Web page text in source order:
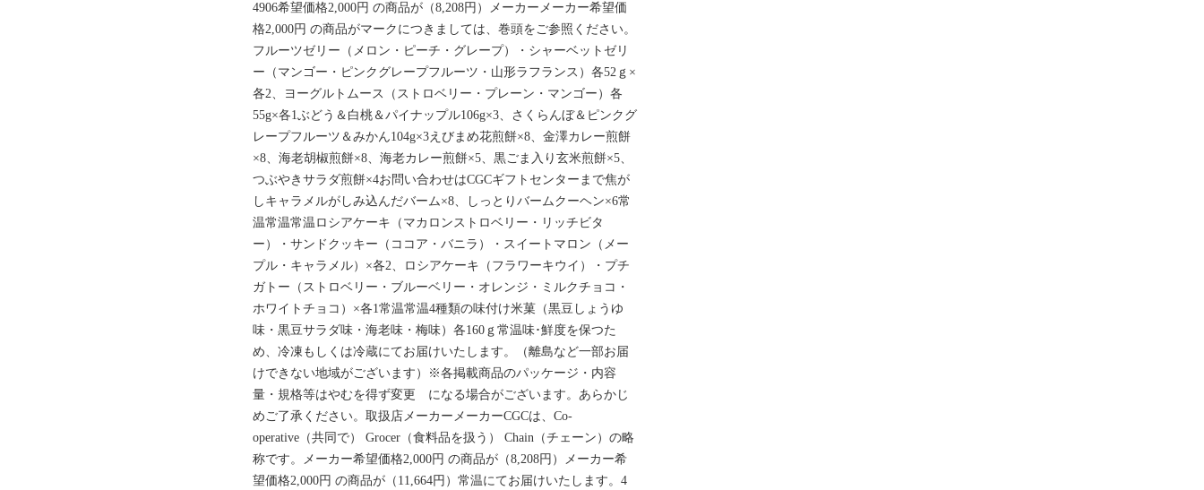
4906希望価格2,000円 の商品が（8,208円）メーカーメーカー希望価
格2,000円 の商品がマークにつきましては、巻頭をご参照ください。
フルーツゼリー（メロン・ピーチ・グレープ）・シャーベットゼリ
ー（マンゴー・ピンクグレープフルーツ・山形ラフランス）各52ｇ×
各2、ヨーグルトムース（ストロベリー・プレーン・マンゴー）各
55g×各1ぶどう＆白桃＆パイナップル106g×3、さくらんぼ＆ピンクグ
レープフルーツ＆みかん104g×3えびまめ花煎餅×8、金澤カレー煎餅
×8、海老胡椒煎餅×8、海老カレー煎餅×5、黒ごま入り玄米煎餅×5、
つぶやきサラダ煎餅×4お問い合わせはCGCギフトセンターまで焦が
しキャラメルがしみ込んだバーム×8、しっとりバームクーヘン×6常
温常温常温ロシアケーキ（マカロンストロベリー・リッチビタ
ー）・サンドクッキー（ココア・バニラ）・スイートマロン（メー
プル・キャラメル）×各2、ロシアケーキ（フラワーキウイ）・プチ
ガトー（ストロベリー・ブルーベリー・オレンジ・ミルクチョコ・
ホワイトチョコ）×各1常温常温4種類の味付け米菓（黒豆しょうゆ
味・黒豆サラダ味・海老味・梅味）各160ｇ常温味･鮮度を保つた
め、冷凍もしくは冷蔵にてお届けいたします。（離島など一部お届
けできない地域がございます）※各掲載商品のパッケージ・内容
量・規格等はやむを得ず変更 になる場合がございます。あらかじ
めご了承ください。取扱店メーカーメーカーCGCは、Co-
operative（共同で） Grocer（食料品を扱う） Chain（チェーン）の略
称です。メーカー希望価格2,000円 の商品が（8,208円）メーカー希
望価格2,000円 の商品が（11,664円）常温にてお届けいたします。4